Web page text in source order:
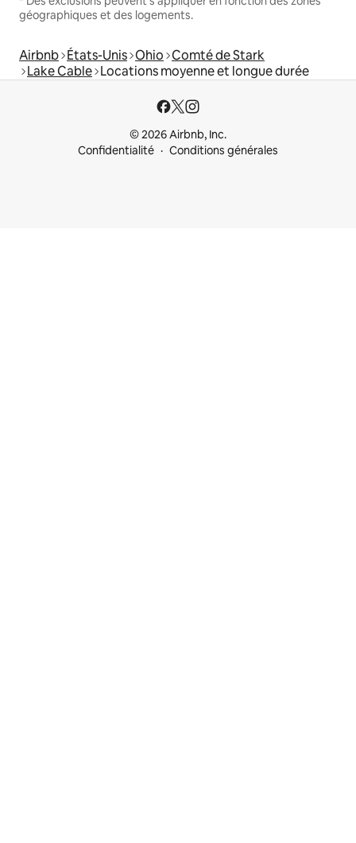
géographiques et des logements.
Airbnb États-Unis Ohio Comté de Stark
Lake Cable Locations moyenne et longue durée
© 2026 Airbnb, Inc.
Confidentialité
Conditions générales